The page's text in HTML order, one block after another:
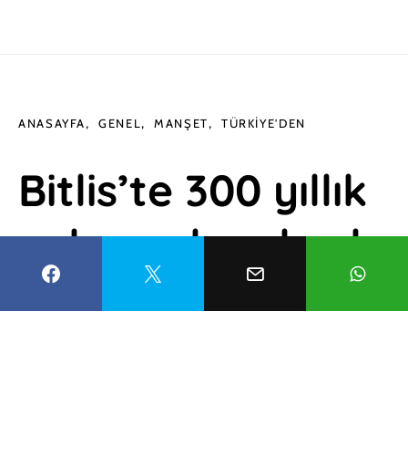
ANASAYFA GENEL MANŞET TÜRKIYE'DEN
Bitlis’te 300 yıllık
evler geleneksel
mimariyi